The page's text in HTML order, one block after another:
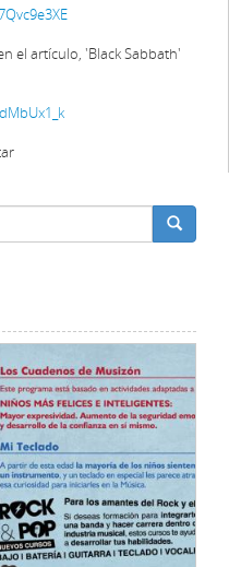
el artículo, 'Black Sabbath'